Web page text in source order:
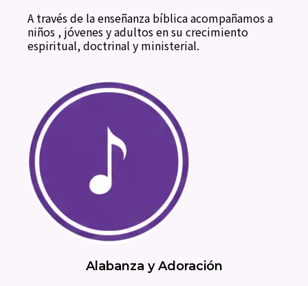
A través de la enseñanza bíblica acompañamos a
niños , jóvenes y adultos en su crecimiento
espiritual, doctrinal y ministerial.
Alabanza y Adoración